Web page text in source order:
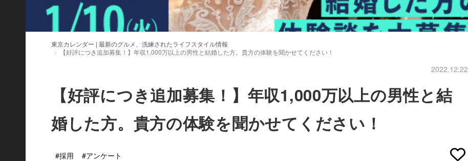
東京カレンダー | 最新のグルメ、洗練されたライフスタイル情報
【好評につき追加募集！】年収1,000万以上の男性と結婚した方。貴方の体験を聞かせてください！
2022.12.22
【好評につき追加募集！】年収1,000万以上の男性と結
婚した方。貴方の体験を聞かせてください！
#採用 #アンケート